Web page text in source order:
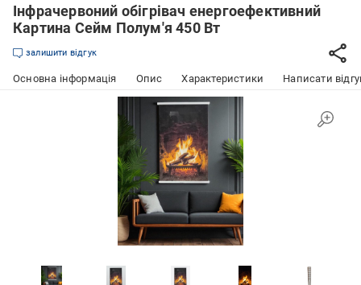
Інфрачервоний обігрівач енергоефективний
Картина Сейм Полум'я 450 Вт
залишити відгук
Основна інформація Опис Характеристики Написати